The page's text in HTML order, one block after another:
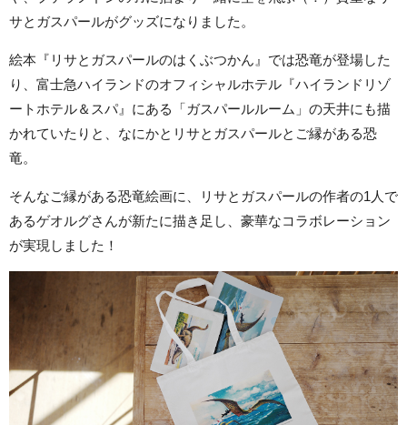
サとガスパールがグッズになりました。
絵本『リサとガスパールのはくぶつかん』では恐竜が登場した
り、富士急ハイランドのオフィシャルホテル『ハイランドリゾ
ートホテル＆スパ』にある「ガスパールルーム」の天井にも描
かれていたりと、なにかとリサとガスパールとご縁がある恐
竜。
そんなご縁がある恐竜絵画に、リサとガスパールの作者の1人で
あるゲオルグさんが新たに描き足し、豪華なコラボレーション
が実現しました！